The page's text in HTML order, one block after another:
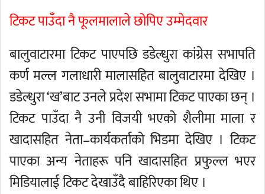
टिकट पाउँदा नै फूलमालाले छोपिए उम्मेदवार
बालुवाटारमा टिकट पाएपछि डडेल्धुरा कांग्रेस सभापति
कर्ण मल्ल गलाधारी मालासहित बालुवाटारमा देखिए ।
डडेल्धुरा ‘ख’बाट उनले प्रदेश सभामा टिकट पाएका छन् ।
टिकट पाउँदा नै उनी विजयी भएको शैलीमा माला र
खादासहित नेता–कार्यकर्ताको भिडमा देखिए । टिकट
पाएका अन्य नेताहरू पनि खादासहित प्रफुल्ल भएर
मिडियालाई टिकट देखाउँदै बाहिरिएका थिए ।